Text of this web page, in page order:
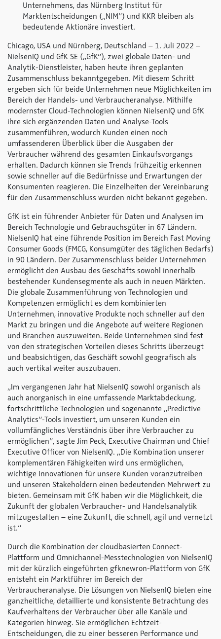
Unternehmens, das Nürnberg Institut für
Marktentscheidungen („NIM“) und KKR bleiben als
bedeutende Aktionäre investiert.
Chicago, USA und Nürnberg, Deutschland – 1. Juli 2022 –
NielsenIQ und GfK SE („GfK“), zwei globale Daten- und
Analytik-Dienstleister, haben heute ihren geplanten
Zusammenschluss bekanntgegeben. Mit diesem Schritt
ergeben sich für beide Unternehmen neue Möglichkeiten im
Bereich der Handels- und Verbraucheranalyse. Mithilfe
modernster Cloud-Technologien können NielsenIQ und GfK
ihre sich ergänzenden Daten und Analyse-Tools
zusammenführen, wodurch Kunden einen noch
umfassenderen Überblick über die Ausgaben der
Verbraucher während des gesamten Einkaufsvorgangs
erhalten. Dadurch können sie Trends frühzeitig erkennen
sowie schneller auf die Bedürfnisse und Erwartungen der
Konsumenten reagieren. Die Einzelheiten der Vereinbarung
für den Zusammenschluss wurden nicht bekannt gegeben.
GfK ist ein führender Anbieter für Daten und Analysen im
Bereich Technologie und Gebrauchsgüter in 67 Ländern.
NielsenIQ hat eine führende Position im Bereich Fast Moving
Consumer Goods (FMCG, Konsumgüter des täglichen Bedarfs)
in 90 Ländern. Der Zusammenschluss beider Unternehmen
ermöglicht den Ausbau des Geschäfts sowohl innerhalb
bestehender Kundensegmente als auch in neuen Märkten.
Die globale Zusammenführung von Technologien und
Kompetenzen ermöglicht es dem kombinierten
Unternehmen, innovative Produkte noch schneller auf den
Markt zu bringen und die Angebote auf weitere Regionen
und Branchen auszuweiten. Beide Unternehmen sind fest
von den strategischen Vorteilen dieses Schritts überzeugt
und beabsichtigen, das Geschäft sowohl geografisch als
auch vertikal weiter auszubauen.
„Im vergangenen Jahr hat NielsenIQ sowohl organisch als
auch anorganisch in eine umfassende Marktabdeckung,
fortschrittliche Technologien und sogenannte „Predictive
Analytics“-Tools investiert, um unseren Kunden ein
vollumfängliches Verständnis über ihre Verbraucher zu
ermöglichen“, sagte Jim Peck, Executive Chairman und Chief
Executive Officer von NielsenIQ. „Die Kombination unserer
komplementären Fähigkeiten wird uns ermöglichen,
wichtige Innovationen für unsere Kunden voranzutreiben
und unseren Stakeholdern einen bedeutenden Mehrwert zu
bieten. Gemeinsam mit GfK haben wir die Möglichkeit, die
Zukunft der globalen Verbraucher- und Handelsanalytik
mitzugestalten – eine Zukunft, die schnell, agil und vernetzt
ist.“
Durch die Kombination der cloudbasierten Connect-
Plattform und Omnichannel-Messtechnologien von NielsenIQ
mit der kürzlich eingeführten gfknewron-Plattform von GfK
entsteht ein Marktführer im Bereich der
Verbraucheranalyse. Die Lösungen von NielsenIQ bieten eine
ganzheitliche, detaillierte und konsistente Betrachtung des
Kaufverhaltens der Verbraucher über alle Kanäle und
Kategorien hinweg. Sie ermöglichen Echtzeit-
Entscheidungen, die zu einer besseren Performance und